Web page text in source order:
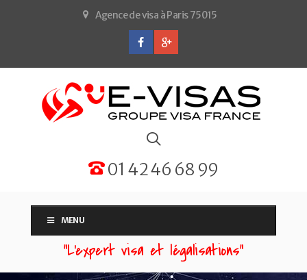
Agence de visa à Paris 75015
01 42 46 68 99
MENU
“L'expert visa et légalisations”